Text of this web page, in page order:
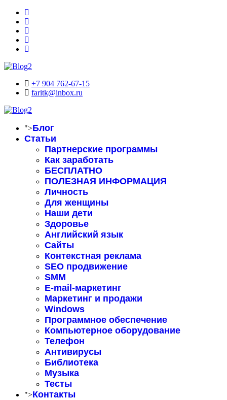
+7 904 762-67-15
faritk@inbox.ru
">Блог
Статьи
Партнерские программы
Как заработать
БЕСПЛАТНО
ПОЛЕЗНАЯ ИНФОРМАЦИЯ
Личность
Для женщины
Наши дети
Здоровье
Английский язык
Сайты
Контекстная реклама
SEO продвижение
SMM
E-mail-маркетинг
Маркетинг и продажи
Windows
Программное обеспечение
Компьютерное оборудование
Телефон
Антивирусы
Библиотека
Музыка
Тесты
">Контакты